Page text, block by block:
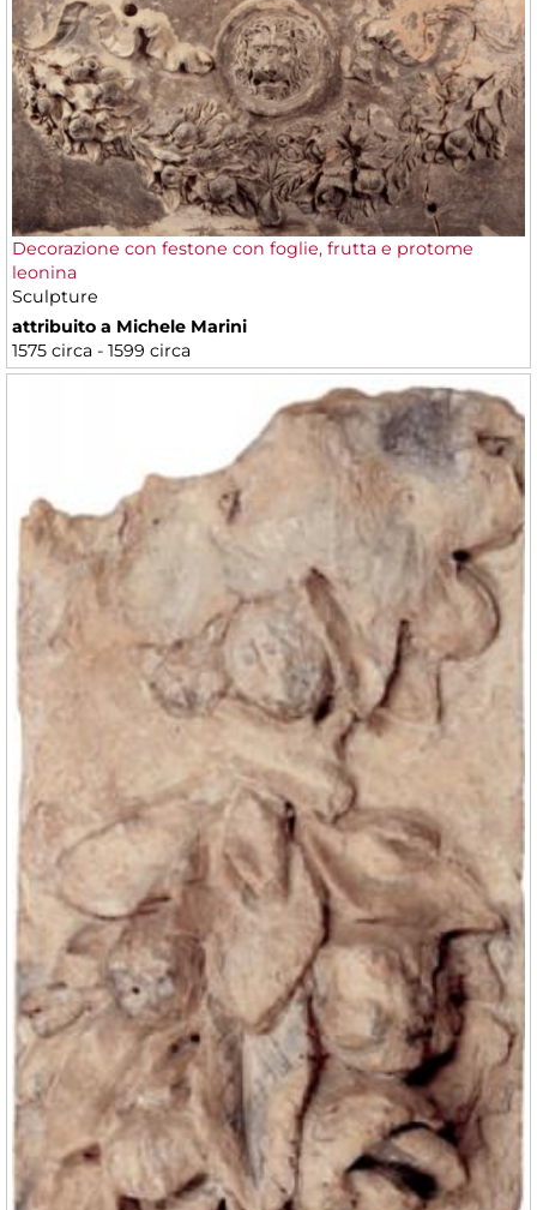
Decorazione con festone con foglie, frutta e protome
leonina
Sculpture
attribuito a Michele Marini
1575 circa - 1599 circa